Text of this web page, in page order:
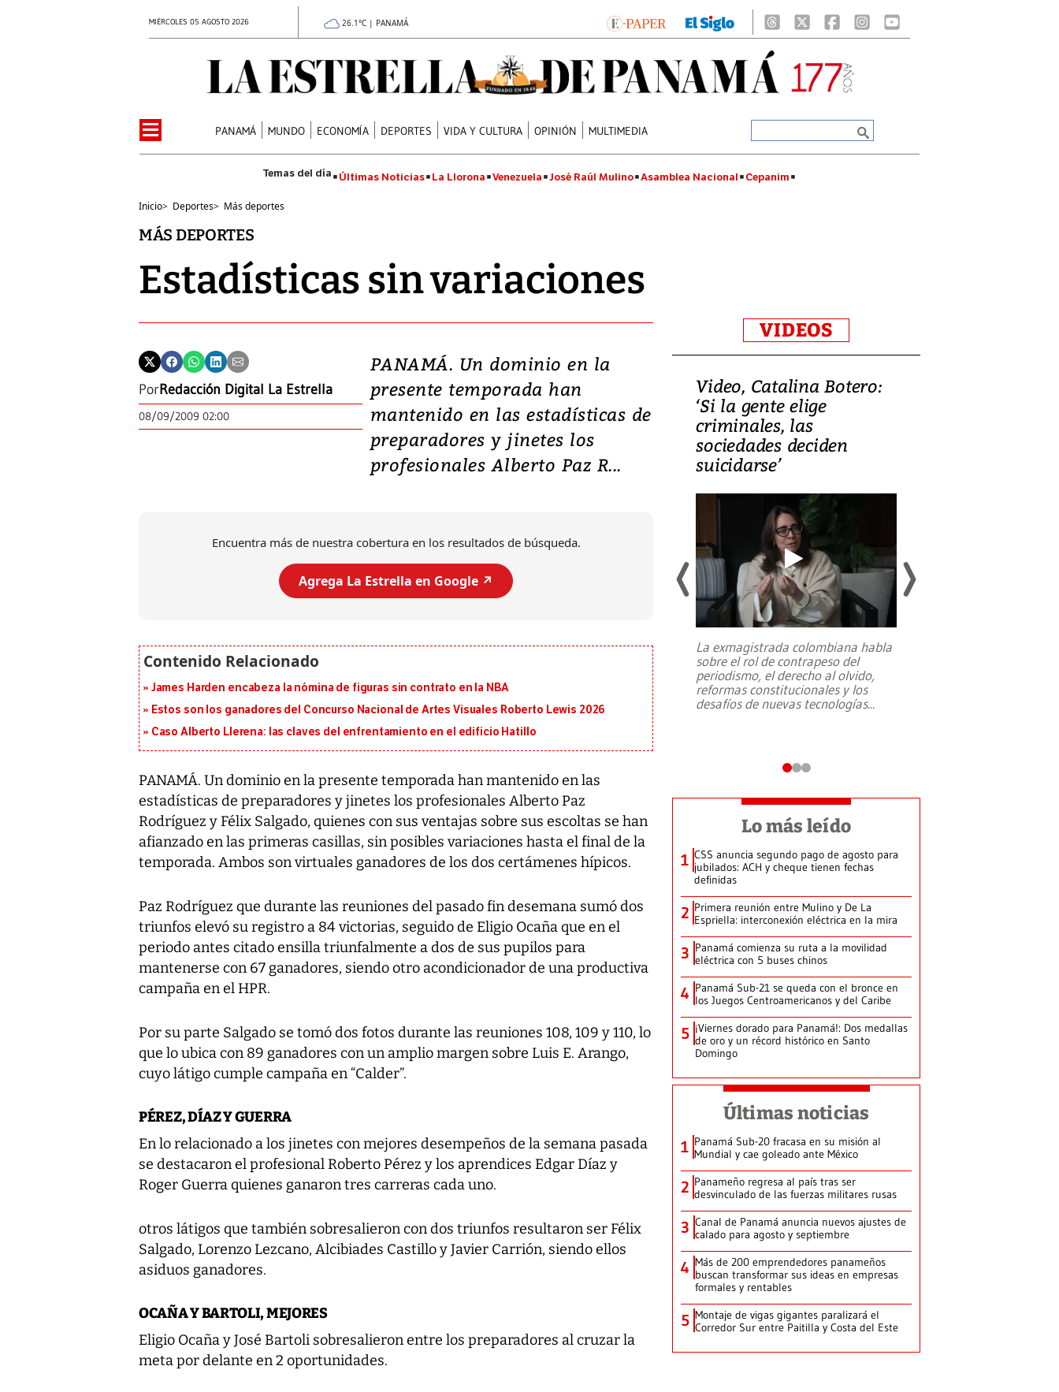
MIÉRCOLES 05 AGOSTO 2026 26.1°C | PANAMÁ
PANAMÁ MUNDO ECONOMÍA DEPORTES VIDA Y CULTURA OPINIÓN MULTIMEDIA
Últimas Noticias La Llorona Venezuela José Raúl Mulino Asamblea Nacional Cepanim
Inicio> Deportes> Más deportes
MÁS DEPORTES
Estadísticas sin variaciones
PorRedacción Digital La Estrella
08/09/2009 02:00
PANAMÁ. Un dominio en la
presente temporada han
mantenido en las estadísticas de
preparadores y jinetes los
profesionales Alberto Paz R...
Encuentra más de nuestra cobertura en los resultados de búsqueda.
Agrega La Estrella en Google ↗️
James Harden encabeza la nómina de figuras sin contrato en la NBA
Estos son los ganadores del Concurso Nacional de Artes Visuales Roberto Lewis 2026
Caso Alberto Llerena: las claves del enfrentamiento en el edificio Hatillo
PANAMÁ. Un dominio en la presente temporada han mantenido en las
estadísticas de preparadores y jinetes los profesionales Alberto Paz
Rodríguez y Félix Salgado, quienes con sus ventajas sobre sus escoltas se han
afianzado en las primeras casillas, sin posibles variaciones hasta el final de la
temporada. Ambos son virtuales ganadores de los dos certámenes hípicos.
Paz Rodríguez que durante las reuniones del pasado fin desemana sumó dos
triunfos elevó su registro a 84 victorias, seguido de Eligio Ocaña que en el
periodo antes citado ensilla triunfalmente a dos de sus pupilos para
mantenerse con 67 ganadores, siendo otro acondicionador de una productiva
campaña en el HPR.
Por su parte Salgado se tomó dos fotos durante las reuniones 108, 109 y 110, lo
que lo ubica con 89 ganadores con un amplio margen sobre Luis E. Arango,
cuyo látigo cumple campaña en “Calder”.
PÉREZ, DÍAZ Y GUERRA
En lo relacionado a los jinetes con mejores desempeños de la semana pasada
se destacaron el profesional Roberto Pérez y los aprendices Edgar Díaz y
Roger Guerra quienes ganaron tres carreras cada uno.
otros látigos que también sobresalieron con dos triunfos resultaron ser Félix
Salgado, Lorenzo Lezcano, Alcibiades Castillo y Javier Carrión, siendo ellos
asiduos ganadores.
OCAÑA Y BARTOLI, MEJORES
Eligio Ocaña y José Bartoli sobresalieron entre los preparadores al cruzar la
meta por delante en 2 oportunidades.
VIDEOS
Video, Japón: Terremoto
deja heridos y graves
daños en Kumamoto
al sur de Japón, provocando una
Video, Catalina Botero:
‘Si la gente elige
criminales, las
sociedades deciden
suicidarse’
La exmagistrada colombiana habla
sobre el rol de contrapeso del
periodismo, el derecho al olvido,
reformas constitucionales y los
desafíos de nuevas tecnologías...
Lo más leído
1 CSS anuncia segundo pago de agosto para
jubilados: ACH y cheque tienen fechas
definidas
2 Primera reunión entre Mulino y De La
Espriella: interconexión eléctrica en la mira
3 Panamá comienza su ruta a la movilidad
eléctrica con 5 buses chinos
4 Panamá Sub-21 se queda con el bronce en
los Juegos Centroamericanos y del Caribe
5 ¡Viernes dorado para Panamá!: Dos medallas
de oro y un récord histórico en Santo
Domingo
Últimas noticias
1 Panamá Sub-20 fracasa en su misión al
Mundial y cae goleado ante México
2 Panameño regresa al país tras ser
desvinculado de las fuerzas militares rusas
3 Canal de Panamá anuncia nuevos ajustes de
calado para agosto y septiembre
4 Más de 200 emprendedores panameños
buscan transformar sus ideas en empresas
formales y rentables
5 Montaje de vigas gigantes paralizará el
Corredor Sur entre Paitilla y Costa del Este